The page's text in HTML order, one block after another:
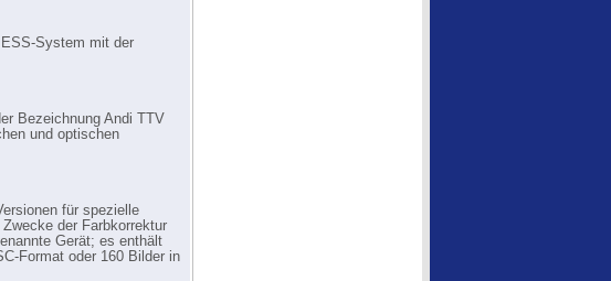
System mit der
Bezeichnung Andi TTV
und optischen
für spezielle
der Farbkorrektur
Gerät; es enthält
Format oder 160 Bilder in